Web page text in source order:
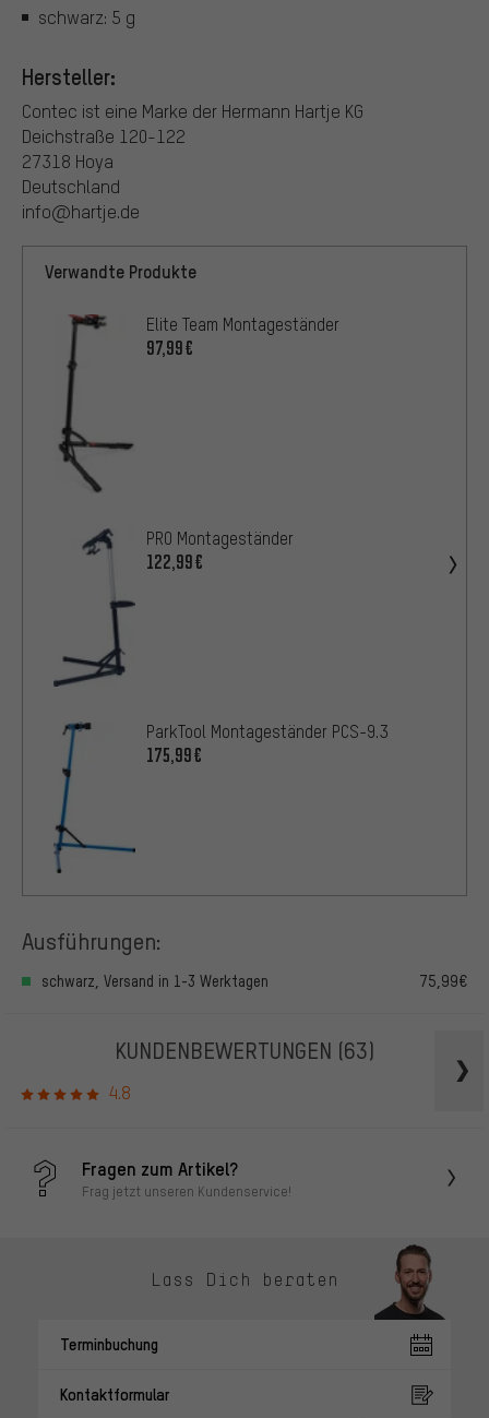
schwarz: 5 g
Hersteller:
Contec ist eine Marke der Hermann Hartje KG
Deichstraße 120-122
27318 Hoya
Deutschland
info@hartje.de
Verwandte Produkte
Elite Team Montageständer
97,99€
PRO Montageständer
122,99€
ParkTool Montageständer PCS-9.3
175,99€
Ausführungen:
schwarz, Versand in 1-3 Werktagen 75,99€
KUNDENBEWERTUNGEN (63)
4.8
Fragen zum Artikel?
Frag jetzt unseren Kundenservice!
Lass Dich beraten
Terminbuchung
Kontaktformular